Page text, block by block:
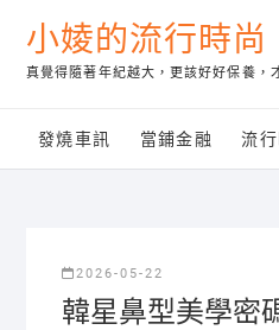
content
小婈的流行時尚
真覺得隨著年紀越大，更該好好保養，
發燒車訊 當鋪金融 流
2026-05-22
韓星鼻型美學密